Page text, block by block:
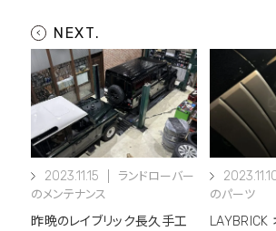
2023.11.15
ランドローバー
のメンテナンス
昨晩のレイブリック長久手工
のパーツ
LAYBRICK